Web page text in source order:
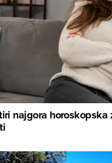
najgora horoskopska